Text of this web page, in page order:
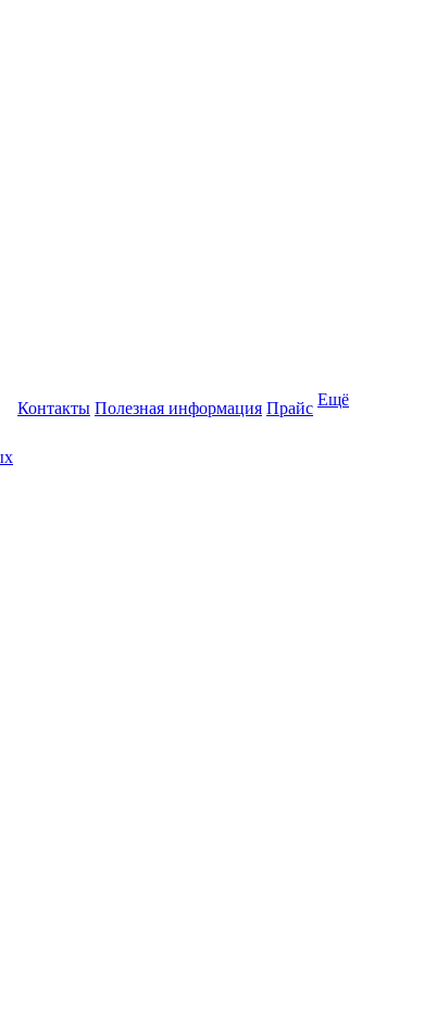
Контакты Полезная информация Прайс Ещё